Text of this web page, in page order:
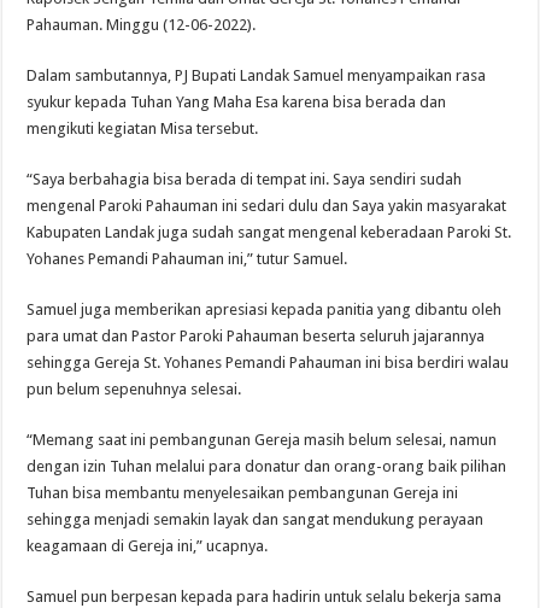
Pahauman. Minggu (12-06-2022).
Dalam sambutannya, PJ Bupati Landak Samuel menyampaikan rasa
syukur kepada Tuhan Yang Maha Esa karena bisa berada dan
mengikuti kegiatan Misa tersebut.
“Saya berbahagia bisa berada di tempat ini. Saya sendiri sudah
mengenal Paroki Pahauman ini sedari dulu dan Saya yakin masyarakat
Kabupaten Landak juga sudah sangat mengenal keberadaan Paroki St.
Yohanes Pemandi Pahauman ini,” tutur Samuel.
Samuel juga memberikan apresiasi kepada panitia yang dibantu oleh
para umat dan Pastor Paroki Pahauman beserta seluruh jajarannya
sehingga Gereja St. Yohanes Pemandi Pahauman ini bisa berdiri walau
pun belum sepenuhnya selesai.
“Memang saat ini pembangunan Gereja masih belum selesai, namun
dengan izin Tuhan melalui para donatur dan orang-orang baik pilihan
Tuhan bisa membantu menyelesaikan pembangunan Gereja ini
sehingga menjadi semakin layak dan sangat mendukung perayaan
keagamaan di Gereja ini,” ucapnya.
Samuel pun berpesan kepada para hadirin untuk selalu bekerja sama